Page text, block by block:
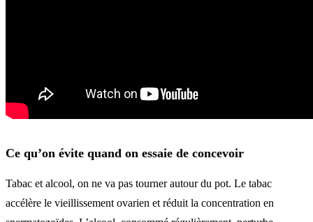
Ce qu’on évite quand on essaie de concevoir
Tabac et alcool, on ne va pas tourner autour du pot. Le tabac
accélère le vieillissement ovarien et réduit la concentration en